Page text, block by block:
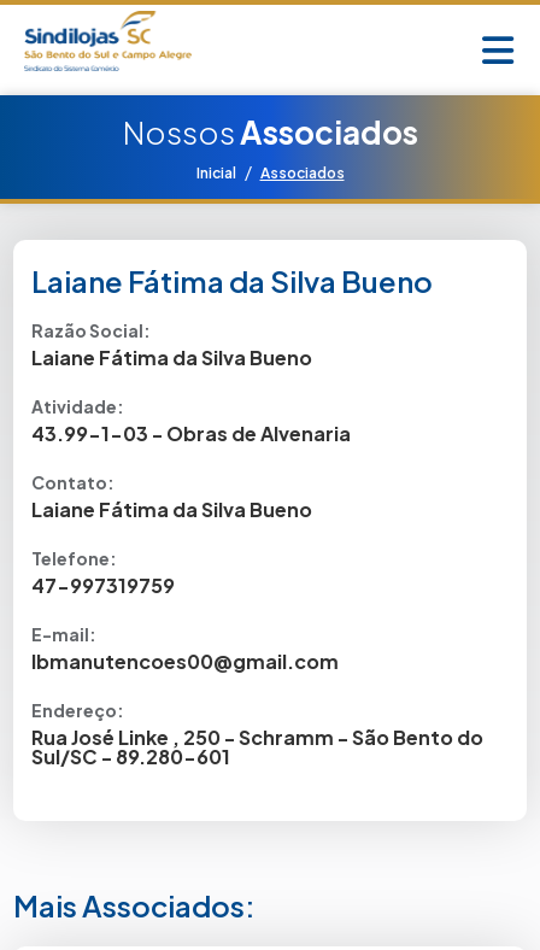
NossosAssociados
Inicial / Associados
Laiane Fátima da Silva Bueno
Razão Social:
Laiane Fátima da Silva Bueno
Atividade:
43.99-1-03 - Obras de Alvenaria
Contato:
Laiane Fátima da Silva Bueno
Telefone:
47-997319759
E-mail:
lbmanutencoes00@gmail.com
Endereço:
Rua José Linke , 250 - Schramm - São Bento do
Sul/SC - 89.280-601
Mais Associados: